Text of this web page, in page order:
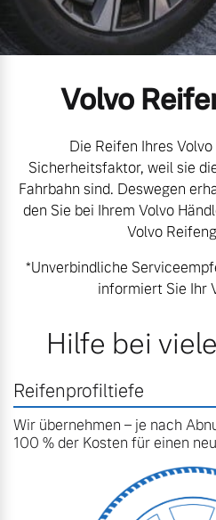
Mild-Hybrid
Geschäftskunden
Editionsmodelle
Konnektivität
Angebot anfragen
Fahrzeug konfigurieren
Sofort verfügbare
Gebrauchtwagen
Aktuelle
Zubehörkatalog
Service by Volvo
Sie
Volvo
Mehr
Kontakt und Anfahrt
Volvo
Die Reifen Ihres
Sicherheitsfaktor, weil sie
Fahrbahn sind. Deswegen
den Sie bei Ihrem Volvo
Volvo
*Unverbindliche
informiert Sie Ihr
Hilfe bei
Reifenprofiltiefe
Wir übernehmen – je nach
100 % der Kosten für einen